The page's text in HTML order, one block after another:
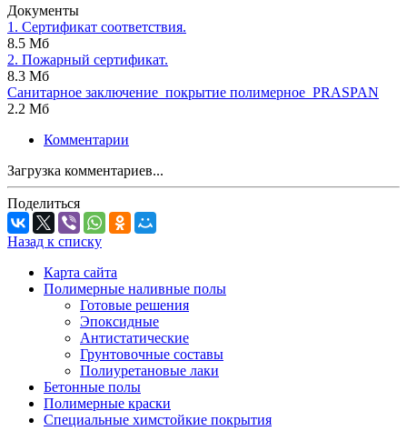
Документы
1. Сертификат соответствия.
8.5 Мб
2. Пожарный сертификат.
8.3 Мб
Санитарное заключение_покрытие полимерное_PRASPAN
2.2 Мб
Комментарии
Загрузка комментариев...
Поделиться
Назад к списку
Карта сайта
Полимерные наливные полы
Готовые решения
Эпоксидные
Антистатические
Грунтовочные составы
Полиуретановые лаки
Бетонные полы
Полимерные краски
Специальные химстойкие покрытия